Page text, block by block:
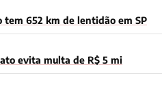
652 km de lentidão em SP
evita multa de R$ 5 mi